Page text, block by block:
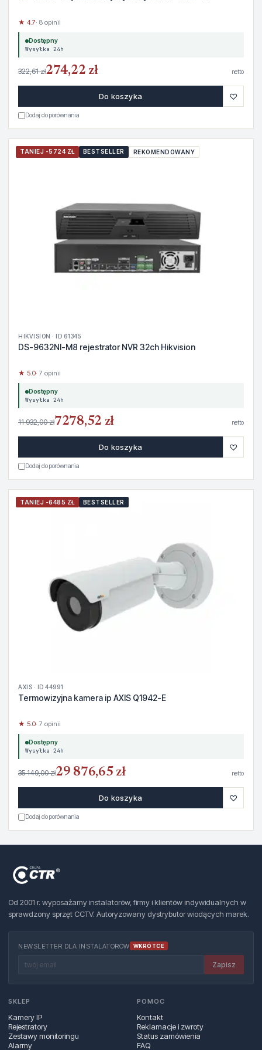
★ 4.7· 8 opinii
Dostępny
Wysyłka 24h
322,61 zł274,22 zł netto
Do koszyka ♡
Dodaj do porównania
TANIEJ -5724 ZŁ BESTSELLER REKOMENDOWANY
HIKVISION · ID 61345
DS-9632NI-M8 rejestrator NVR 32ch Hikvision
★ 5.0· 7 opinii
Dostępny
Wysyłka 24h
11 932,00 zł7278,52 zł netto
Do koszyka ♡
Dodaj do porównania
TANIEJ -6485 ZŁ BESTSELLER
AXIS · ID 44991
Termowizyjna kamera ip AXIS Q1942-E
★ 5.0· 7 opinii
Dostępny
Wysyłka 24h
35 149,00 zł29 876,65 zł netto
Do koszyka ♡
Dodaj do porównania
Od 2001 r. wyposażamy instalatorów, firmy i klientów indywidualnych w
sprawdzony sprzęt CCTV. Autoryzowany dystrybutor wiodących marek.
NEWSLETTER DLA INSTALATORÓW WKRÓTCE
Zapisz
SKLEP
Kamery IP
Rejestratory
Zestawy monitoringu
Alarmy
POMOC
Kontakt
Reklamacje i zwroty
Status zamówienia
FAQ